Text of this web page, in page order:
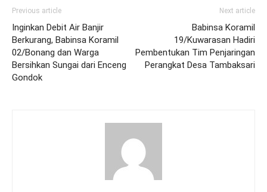
Previous article
Inginkan Debit Air Banjir
Berkurang, Babinsa Koramil
02/Bonang dan Warga
Bersihkan Sungai dari Enceng
Gondok
Next article
Babinsa Koramil
19/Kuwarasan Hadiri
Pembentukan Tim Penjaringan
Perangkat Desa Tambaksari